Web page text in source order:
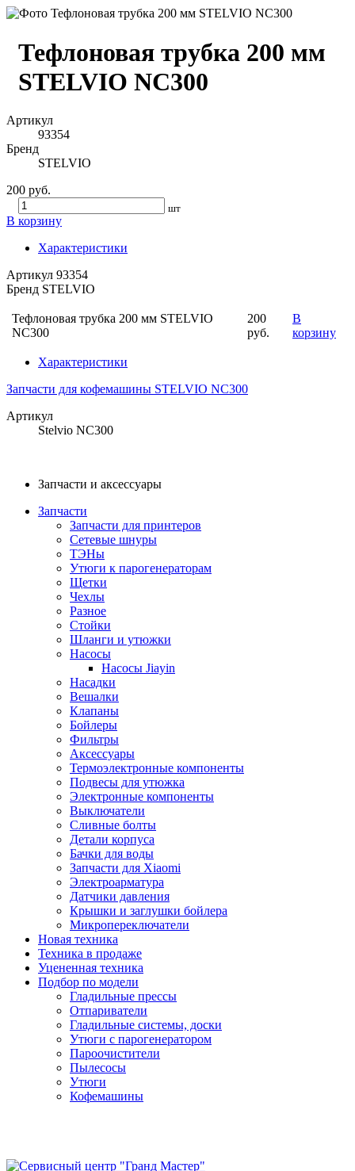
Тефлоновая трубка 200 мм
STELVIO NC300
Артикул
93354
Бренд
STELVIO
200 руб.
шт
В корзину
Характеристики
Артикул 93354
Бренд STELVIO
Тефлоновая трубка 200 мм STELVIO
NC300
200
руб.
В
корзину
Характеристики
Запчасти для кофемашины STELVIO NC300
Артикул
Stelvio NC300
Запчасти и аксессуары
Запчасти
Запчасти для принтеров
Сетевые шнуры
ТЭНы
Утюги к парогенераторам
Щетки
Чехлы
Разное
Стойки
Шланги и утюжки
Насосы
Насосы Jiayin
Насадки
Вешалки
Клапаны
Бойлеры
Фильтры
Аксессуары
Термоэлектронные компоненты
Подвесы для утюжка
Электронные компоненты
Выключатели
Сливные болты
Детали корпуса
Бачки для воды
Запчасти для Xiaomi
Электроарматура
Датчики давления
Крышки и заглушки бойлера
Микропереключатели
Новая техника
Техника в продаже
Уцененная техника
Подбор по модели
Гладильные прессы
Отпариватели
Гладильные системы, доски
Утюги с парогенератором
Пароочистители
Пылесосы
Утюги
Кофемашины